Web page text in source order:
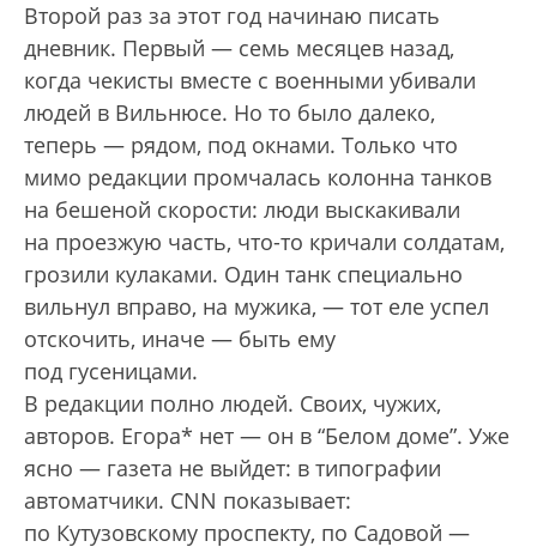
Второй раз за этот год начинаю писать
дневник. Первый — семь месяцев назад,
когда чекисты вместе с военными убивали
людей в Вильнюсе. Но то было далеко,
теперь — рядом, под окнами. Только что
мимо редакции промчалась колонна танков
на бешеной скорости: люди выскакивали
на проезжую часть, что-то кричали солдатам,
грозили кулаками. Один танк специально
вильнул вправо, на мужика, — тот еле успел
отскочить, иначе — быть ему
под гусеницами.
В редакции полно людей. Своих, чужих,
авторов. Егора* нет — он в “Белом доме”. Уже
ясно — газета не выйдет: в типографии
автоматчики. CNN показывает:
по Кутузовскому проспекту, по Садовой —